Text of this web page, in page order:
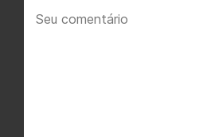
comentário: